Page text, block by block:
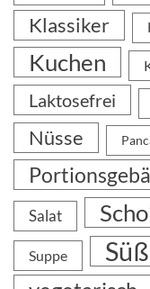
Klassiker
Kuchen
Laktosefrei
Nüsse
Salat
Suppe